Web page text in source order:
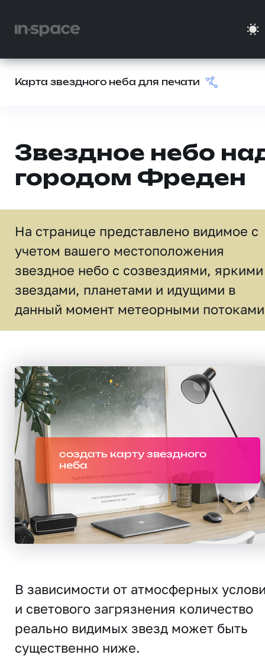
Карта звездного неба для печати
Звездное небо
городом Фреден
На странице представлено видимое c
учетом вашего местоположения
звездное небо c созвездиями, яркими
звездами, планетами и идущими в
данный момент метеорными
создать карту звездного
неба
В зависимости от атмосферных
и светового загрязнения количество
реально видимых звезд может быть
существенно ниже.